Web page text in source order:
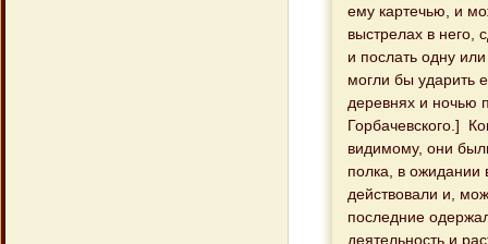
ему картечью, и
выстрелах в него,
и послать одну
могли бы ударить
деревнях и ночью
Горбачевского.]
видимому, они
полка, в ожидании
действовали и,
последние
деятельность и